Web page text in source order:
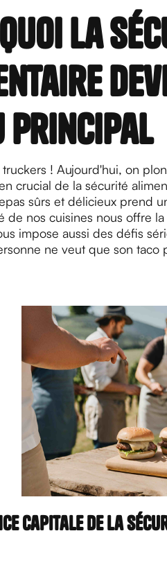
la
principal
! Aujourd'hui, on
crucial de la sécurité
sûrs et délicieux prend
de nos cuisines nous offre
impose aussi des défis
ne veut que son taco
capitale de la